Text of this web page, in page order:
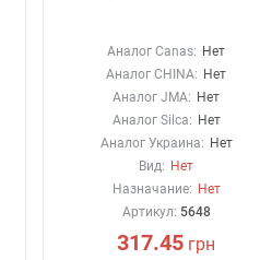
Аналог Canas: Нет
Аналог CHINA: Нет
Аналог JMA: Нет
Аналог Silca: Нет
Аналог Украина: Нет
Вид: Нет
Назначание: Нет
Артикул: 5648
317.45 грн